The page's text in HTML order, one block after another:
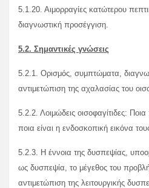
5.1.20. Αιμορραγίες κατώτερου
διαγνωστική προσέγγιση.
5.2. Σημαντικές γνώσεις
5.2.1. Ορισμός, συμπτώματα,
αντιμετώπιση της αχαλασίας του
5.2.2. Λοιμώδεις οισοφαγίτιδες:
ποια είναι η ενδοσκοπική εικόνα
5.2.3. Η έννοια της δυσπεψίας,
ως δυσπεψία, το μέγεθος του
αντιμετώπιση της λειτουργικής